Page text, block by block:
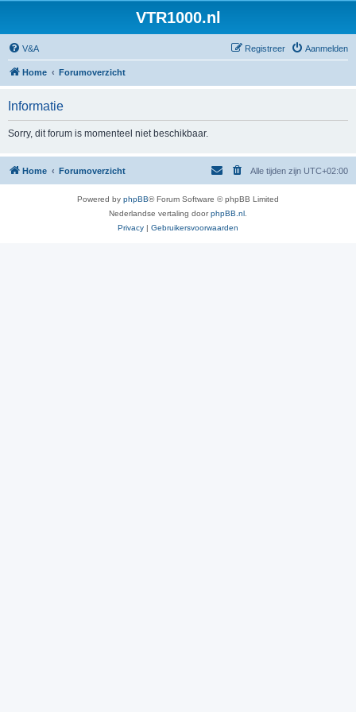
VTR1000.nl
V&A Aanmelden
Registreer
Home Forumoverzicht
Informatie
Sorry, dit forum is momenteel niet beschikbaar.
Home Forumoverzicht Alle tijden zijn UTC+02:00
Powered by phpBB® Forum Software © phpBB Limited
Nederlandse vertaling doorphpBB.nl
Privacy | Gebruikersvoorwaarden